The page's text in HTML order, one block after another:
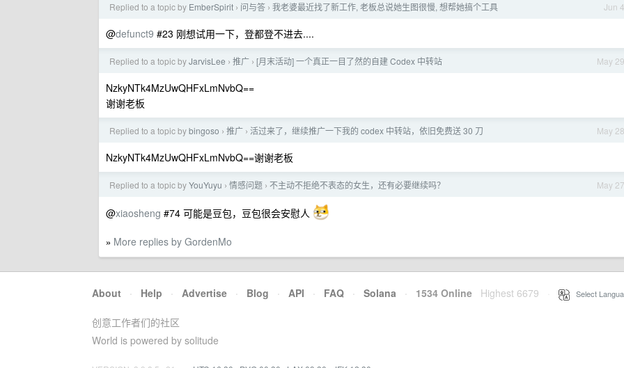
Jun 4
Replied to a topic by EmberSpirit › 问与答 › 我老婆最近找了新工作, 老板总说她生图很慢, 想帮她搞个工具
@defunct9 #23 刚想试用一下，登都登不进去....
May 29
Replied to a topic byJarvisLee › 推广 › [月末活动] 一个真正一目了然的自建 Codex 中转站
NzkyNTk4MzUwQHFxLmNvbQ==
谢谢老板
May 28
Replied to a topic bybingoso › 推广 › 活过来了，继续推广一下我的 codex 中转站，依旧免费送 30 刀
NzkyNTk4MzUwQHFxLmNvbQ==谢谢老板
May 27
Replied to a topic byYouYuyu › 情感问题 › 不主动不拒绝不表态的女生，还有必要继续吗？
@xiaosheng #74 可能是豆包，豆包很会安慰人
» More replies by GordenMo
About · Help · Advertise · Blog · API · FAQ · Solana · 1534 Online Highest 6679 Select
创意工作者们的社区
World is powered by solitude